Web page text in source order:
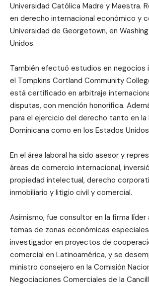
Universidad Católica Madre y Maestra.
en derecho internacional económico y
Universidad de Georgetown, en
Unidos.
También efectuó estudios en negocios
el Tompkins Cortland Community
está certificado en arbitraje
disputas, con mención honorífica.
para el ejercicio del derecho tanto en la
Dominicana como en los Estados
En el área laboral ha sido asesor y
áreas de comercio internacional,
propiedad intelectual, derecho
inmobiliario y litigio civil y comercial.
Asimismo, fue consultor en la firma líder
temas de zonas económicas
investigador en proyectos de
comercial en Latinoamérica, y se
ministro consejero en la Comisión
Negociaciones Comerciales de la